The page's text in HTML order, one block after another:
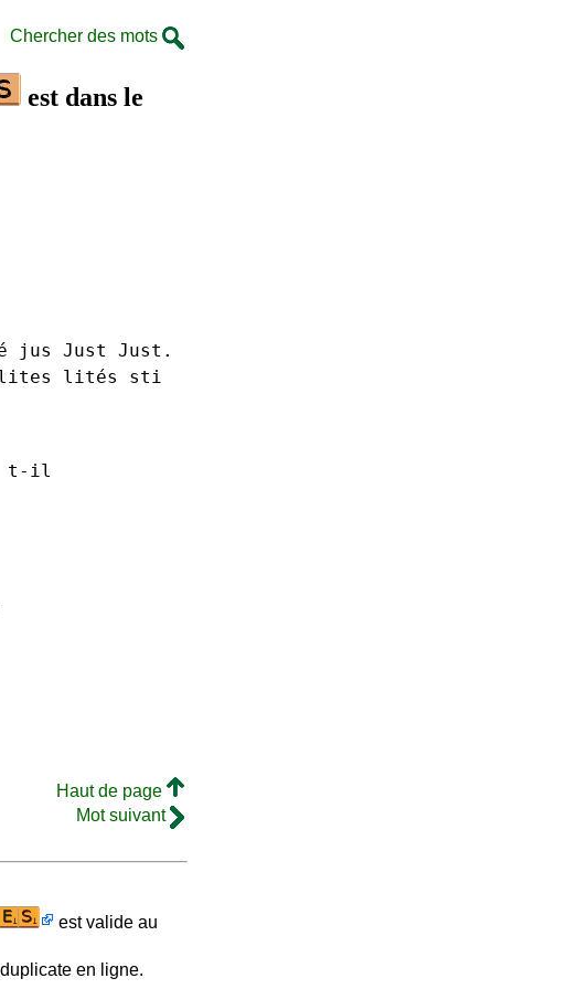
Chercher des mots
est dans le
jus
Just Just.
lités
sti
t-il
Haut de page
Mot suivant
est valide au
en ligne.